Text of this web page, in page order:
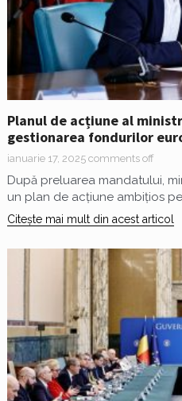
Planul de acțiune al
gestionarea fondurilor
ianuarie 17, 2025 comments off
După preluarea mandatului,
un plan de acțiune ambițios
Citește mai mult din acest articol